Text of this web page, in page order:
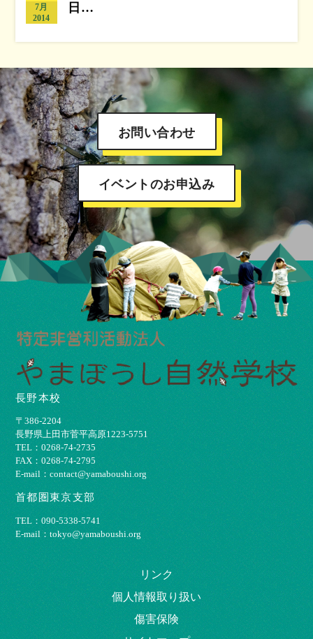
7月
2014
日…
お問い合わせ
イベントのお申込み
長野本校
〒386-2204
⻑野県上⽥市菅平⾼原1223-5751
TEL：0268-74-2735
FAX：0268-74-2795
E-mail：contact@yamaboushi.org
首都圏東京支部
TEL：090-5338-5741
E-mail：tokyo@yamaboushi.org
リンク
個⼈情報取り扱い
傷害保険